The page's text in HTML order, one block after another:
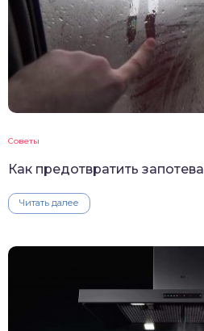
Советы
Как предотвратить
Читать далее